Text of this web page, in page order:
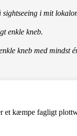
i mit
enkle kneb.
kneb med mindst
et kæmpe fagligt